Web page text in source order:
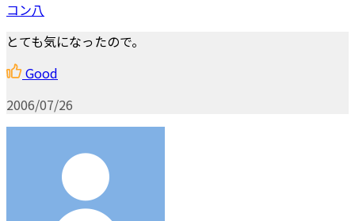
コン八
とても気になったので。
Good
2006/07/26